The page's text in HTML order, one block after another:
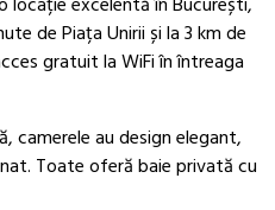
de Piața Unirii și la 3 km de
gratuit la WiFi în întreaga
camerele au design elegant,
Toate oferă baie privată cu